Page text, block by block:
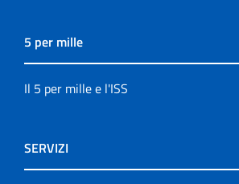
5 per mille
Il 5 per mille e l'ISS
SERVIZI